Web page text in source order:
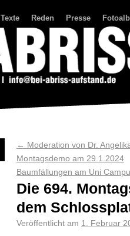
Texte Reden Presse
← Moderation von Dr.
Montagsdemo am 29.1.2024
Baumfällungen am Uni
Die 694.
dem
Veröffentlicht am 1. Februar